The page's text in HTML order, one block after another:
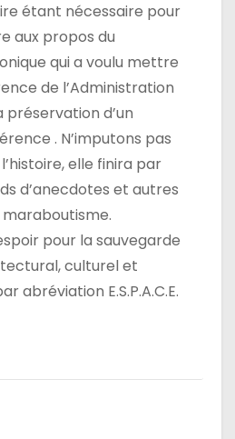
étant nécessaire pour
aux propos du
qui a voulu mettre
de l’Administration
préservation d’un
. N’imputons pas
elle finira par
d’anecdotes et autres
pour la sauvegarde
culturel et
abréviation E.S.P.A.C.E.